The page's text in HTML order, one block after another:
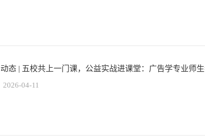
动态 | 五校共上一门课，公益实战进课堂：广告学专业师生
2026-04-11